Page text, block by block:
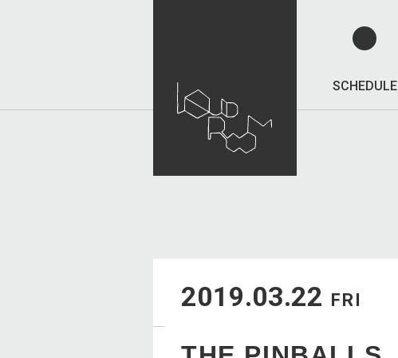
SCHEDULE
2019.03.22 FRI